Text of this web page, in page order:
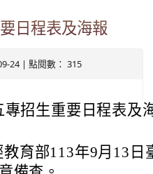
日程表及海報
24 | 點閱數： 315
專招生重要日程表及
教育部113年9月13日